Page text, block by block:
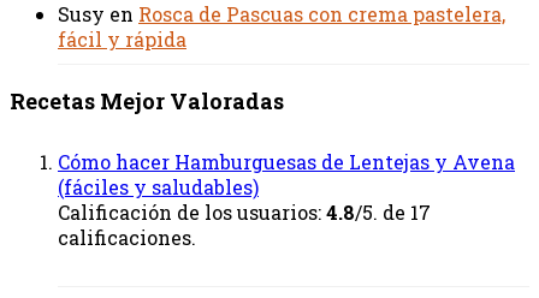
Susy en Rosca de Pascuas con crema pastelera,
fácil y rápida
Recetas Mejor Valoradas
Cómo hacer Hamburguesas de Lentejas y Avena
(fáciles y saludables)
Calificación de los usuarios:4.8/5. de 17
calificaciones.